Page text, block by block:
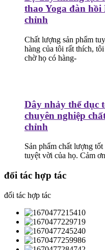
thao Yoga đàn
chỉnh
Chất lượng sản phẩm
hàng của tôi rất thích,
chờ họ có hàng-
Dây nhảy thể dục
chuyên nghiệp
chỉnh
Sản phẩm chất lượng
tuyệt vời của họ. Cảm
đối tác hợp tác
đối tác hợp tác